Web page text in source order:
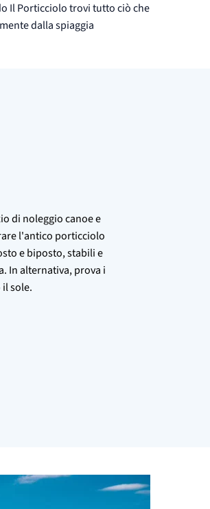
Il Porticciolo trovi tutto ciò che
dalla spiaggia
di noleggio canoe e
l'antico porticciolo
e biposto, stabili e
In alternativa, prova i
sole.